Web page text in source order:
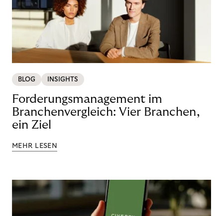
BLOG INSIGHTS
Forderungsmanagement im
Branchenvergleich: Vier Branchen,
ein Ziel
MEHR LESEN